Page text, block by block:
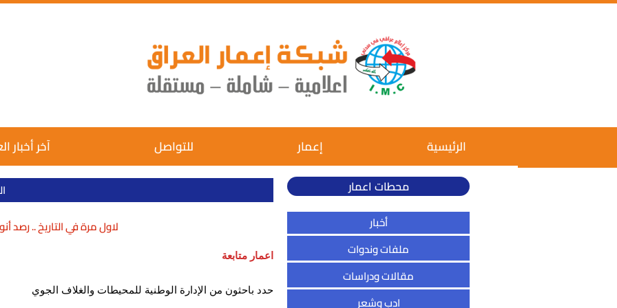
آخر أخبار للتواصل إعمار الرئيسية
لاول مرة في التاريخ .. رصد
اعمار متابعة
حدد باحثون من الإدارة الوطنية للمحيطات والغلاف الجوي
محطات اعمار
أخبار
ملفات وندوات
مقالات ودراسات
ادب وشعر